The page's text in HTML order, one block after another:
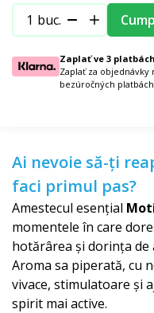
buc.
Zaplať ve 3
Zaplať za objednávky
bezúročných
Ai nevoie să-ți
faci primul pas?
Amestecul esențial
momentele în care
hotărârea și dorința de
Aroma sa piperată, cu
vivace, stimulatoare și
spirit mai active.